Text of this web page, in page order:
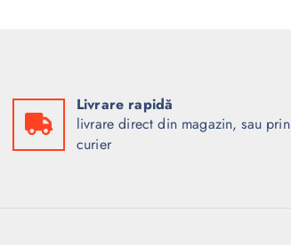
Livrare rapidă
livrare direct din magazin, sau prin
curier